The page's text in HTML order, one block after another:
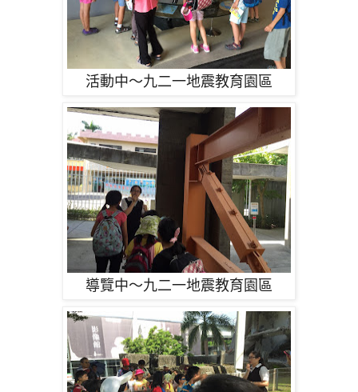
活動中～九二一地震教育園區
導覽中～九二一地震教育園區